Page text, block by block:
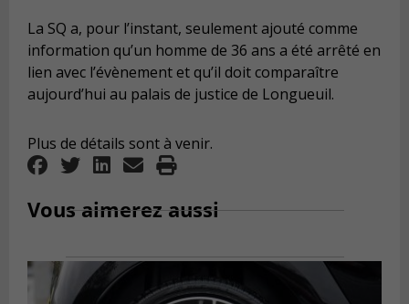
La SQ a, pour l’instant, seulement ajouté comme
information qu’un homme de 36 ans a été arrêté en
lien avec l’évènement et qu’il doit comparaître
aujourd’hui au palais de justice de Longueuil.
Plus de détails sont à venir.
Vous aimerez aussi